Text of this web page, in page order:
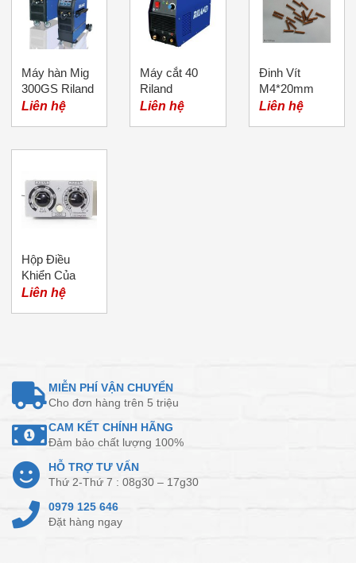
Máy hàn Mig
300GS Riland
Liên hệ
Máy cắt 40
Riland
Liên hệ
Đinh Vít
M4*20mm
Liên hệ
Hộp Điều
Khiển Của
Đầu Cấp Dây
Liên hệ
MIỄN PHÍ VẬN CHUYỂN
Cho đơn hàng trên 5 triệu
CAM KẾT CHÍNH HÃNG
Đảm bảo chất lượng 100%
HỖ TRỢ TƯ VẤN
Thứ 2-Thứ 7 : 08g30 – 17g30
0979 125 646
Đặt hàng ngay